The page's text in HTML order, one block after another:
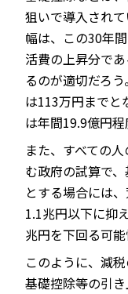
狙いで導入され
幅は、この30年
活費の上昇分で
るのが適切だろ
は113万円までと
は年間19.9億円程
また、すべての
む政府の試算で
とする場合には
1.1兆円以下に抑
兆円を下回る可
このように、減
基礎控除等の引